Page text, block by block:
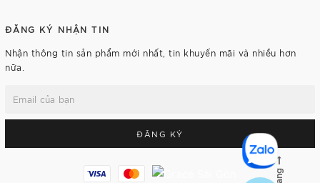
ĐĂNG KÝ NHẬN TIN
Nhận thông tin sản phẩm mới nhất, tin khuyến mãi và nhiều hơn
nữa.
ĐĂNG KÝ